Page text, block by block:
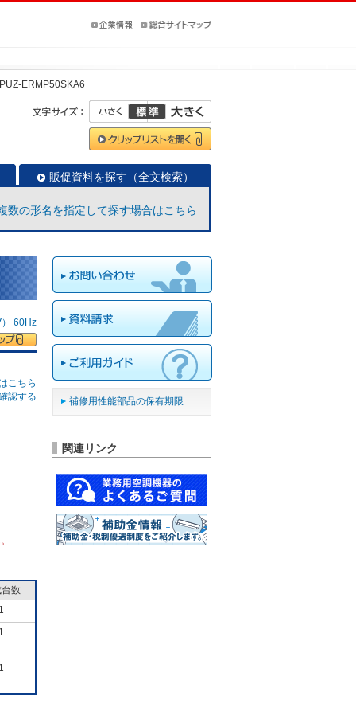
PUZ-ERMP50SKA6
販促資料を探す（全文検索）
数の形名を指定して探す場合はこちら
60Hz
こちら
認する
数
補修用性能部品の保有期限
関連リンク